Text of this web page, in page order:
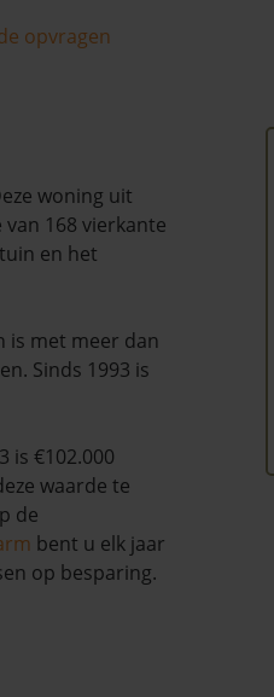
opvragen
woning uit
168 vierkante
en het
is met meer dan
Sinds 1993 is
is €102.000
waarde te
de
bent u elk jaar
op besparing.